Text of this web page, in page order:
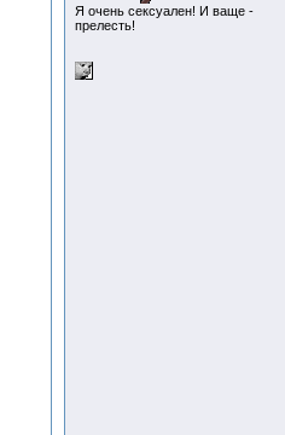
Я очень сексуален! И ваще -
прелесть!